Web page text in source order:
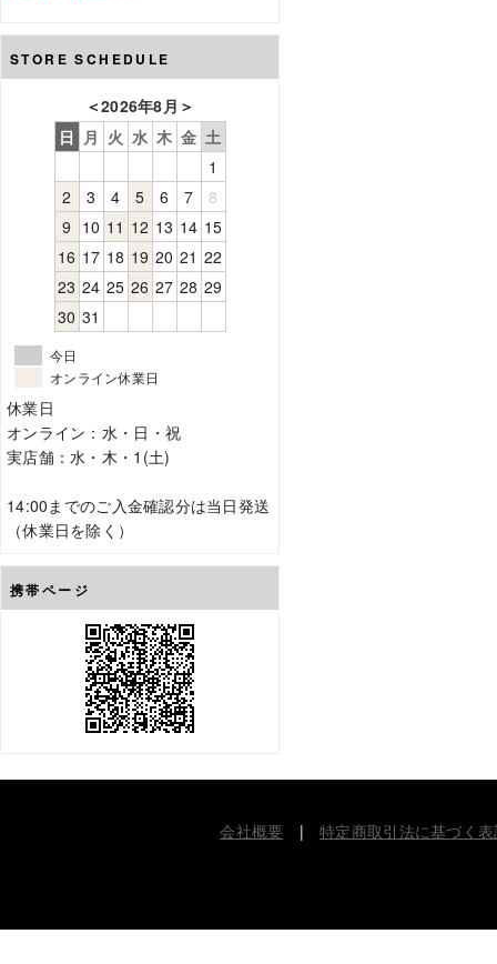
STORE SCHEDULE
＜2026年8月 ＞
日 月 火 水 木 金 土
1
2
3 4 5 6 7
8
9 10 11 12 13 14 15
16 17 18 19 20 21 22
23 24 25 26 27 28 29
30 31
今日
オンライン休業日
休業日
オンライン：水・日・祝
実店舗：水・木・1(土)
14:00までのご入金確認分は当日発送
（休業日を除く）
携帯ページ
会社概要 |特定商取引法に基づく